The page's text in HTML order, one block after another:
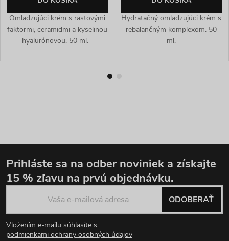
Omladzujúci krém s rastovými
faktormi, ceramidmi a kyselinou
hyalurónovou. 50 ml.
Hydratačný omladzujúci krém s
rebalančným komplexom. 50
ml.
Zápätie
Prihláste sa na odber noviniek a získajte
15 % zľavu na prvú objednávku.
Vložením e-mailu súhlasíte s
podmienkami ochrany osobných údajov
ODOBERAŤ